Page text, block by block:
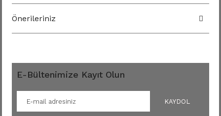
Önerileriniz
E-Bültenimize Kayıt Olun
KAYDOL